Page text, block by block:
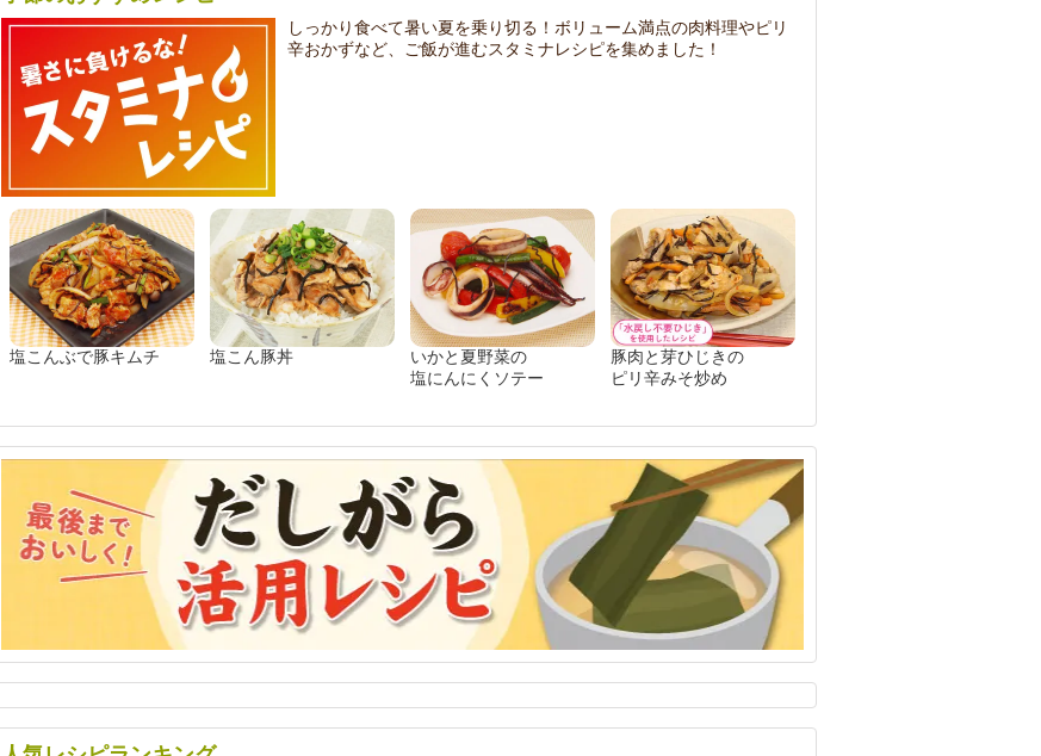
しっかり食べて暑い夏を乗り切る！ボリューム満点の肉料理やピリ
辛おかずなど、ご飯が進むスタミナレシピを集めました！
塩こんぶで豚キムチ 塩こん豚丼
いかと夏野菜の
塩にんにくソテー
豚肉と芽ひじきの
ピリ辛みそ炒め